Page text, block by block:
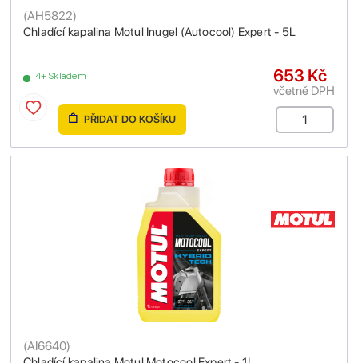
Chladící kapalina Motul Inugel (Autocool) Expert - 5L
(AH5822)
4+ Skladem 653 Kč
včetně DPH
PŘIDAT DO KOŠÍKU
(AI6640)